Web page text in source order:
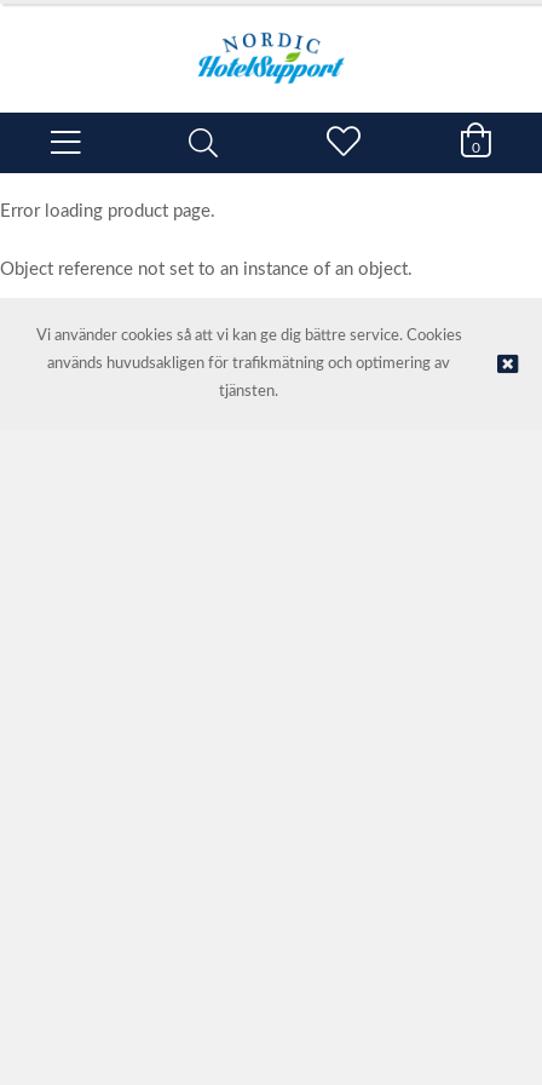
0
Error loading product page.
Object reference not set to an instance of an object.
© NORDIC HOTEL SUPPORT AS | Webbutik tillhandahålls av
Kréatif
AS
Vi använder cookies så att vi kan ge dig bättre service. Cookies
används huvudsakligen för trafikmätning och optimering av
tjänsten.